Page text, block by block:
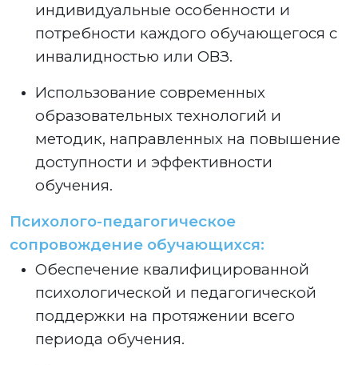
индивидуальные особенности и
потребности каждого обучающегося с
инвалидностью или ОВЗ.
Использование современных
образовательных технологий и
методик, направленных на повышение
доступности и эффективности
обучения.
Психолого-педагогическое
сопровождение обучающихся:
Обеспечение квалифицированной
психологической и педагогической
поддержки на протяжении всего
периода обучения.